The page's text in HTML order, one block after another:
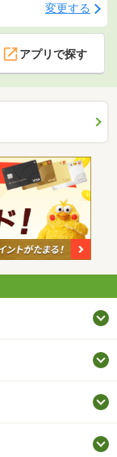
変更する
アプリで探す